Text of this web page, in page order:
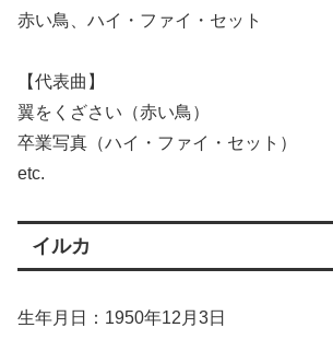
赤い鳥、ハイ・ファイ・セット
【代表曲】
翼をくざさい（赤い鳥）
卒業写真（ハイ・ファイ・セット）
etc.
イルカ
生年月日：1950年12月3日